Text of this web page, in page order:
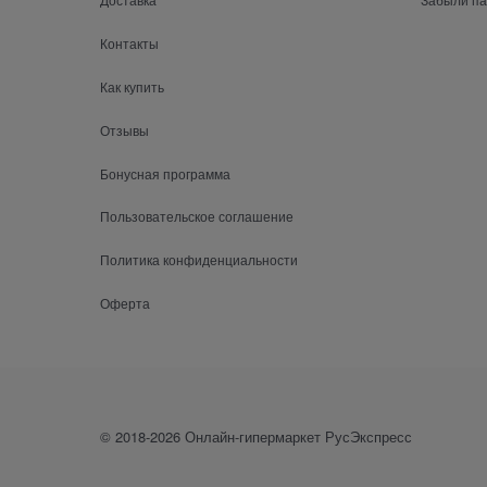
Контакты
Как купить
Отзывы
Бонусная программа
Пользовательское соглашение
Политика конфиденциальности
Оферта
© 2018-2026 Онлайн-гипермаркет РусЭкспресс